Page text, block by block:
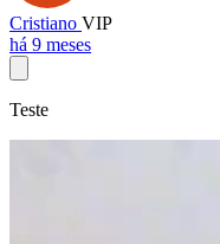
Cristiano VIP
há 9 meses
Teste